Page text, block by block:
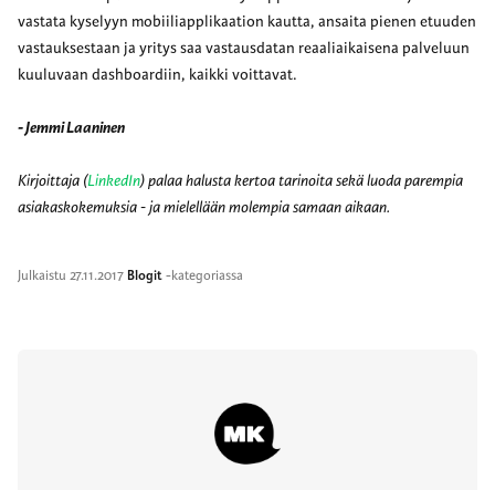
vastata kyselyyn mobiiliapplikaation kautta, ansaita pienen etuuden
vastauksestaan ja yritys saa vastausdatan reaaliaikaisena palveluun
kuuluvaan dashboardiin, kaikki voittavat.
- Jemmi Laaninen
Kirjoittaja (LinkedIn) palaa halusta kertoa tarinoita sekä luoda parempia
asiakaskokemuksia - ja mielellään molempia samaan aikaan.
Julkaistu 27.11.2017 Blogit-kategoriassa